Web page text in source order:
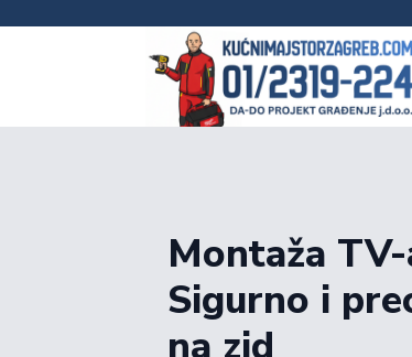
Montaža
Sigurno i
na zid